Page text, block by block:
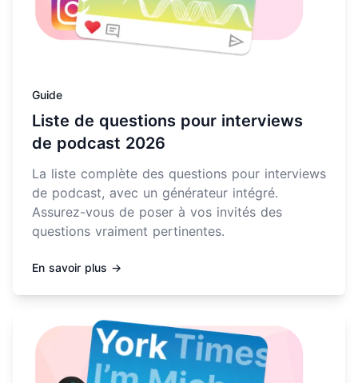
Guide
Liste de questions pour interviews
de podcast 2026
La liste complète des questions pour interviews
de podcast, avec un générateur intégré.
Assurez-vous de poser à vos invités des
questions vraiment pertinentes.
En savoir plus →
En savoir plus sur Comment booster le SEO de votre